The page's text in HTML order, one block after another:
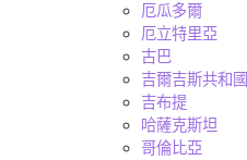
厄瓜多爾
厄立特里亞
古巴
吉爾吉斯共和國
吉布提
哈薩克斯坦
哥倫比亞